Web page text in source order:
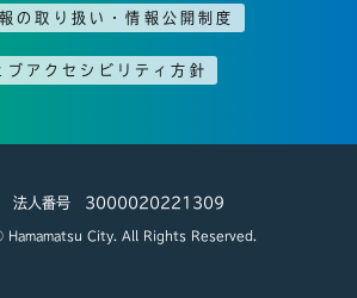
の取り扱い・情報公開制度
ブアクセシビリティ方針
法人番号 3000020221309
City. All Rights Reserved.